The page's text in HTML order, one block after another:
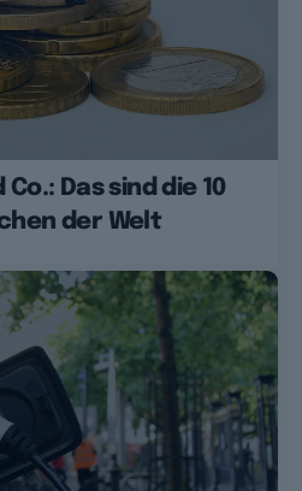
Das sind die 10
der Welt